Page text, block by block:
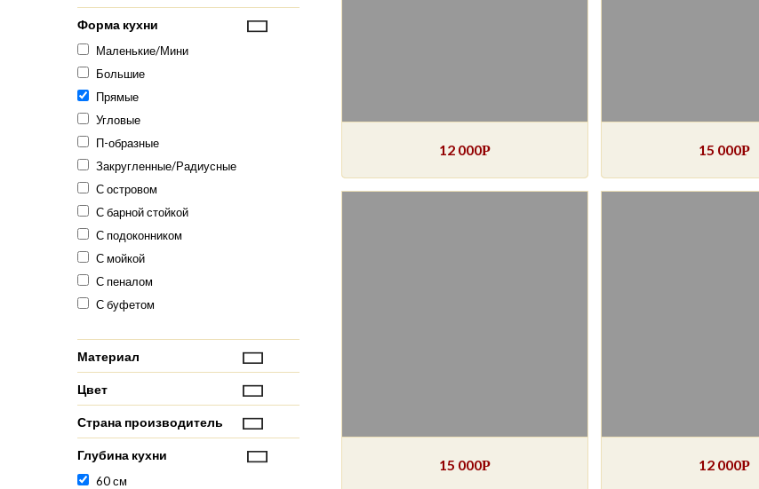
12 000Р 15 000Р
15 000Р 12 000Р
Форма кухни
Маленькие/Мини
Большие
Прямые
Угловые
П-образные
Закругленные/Радиусные
С островом
С барной стойкой
С подоконником
С мойкой
С пеналом
С буфетом
Материал
Цвет
Страна производитель
Глубина кухни
60 см